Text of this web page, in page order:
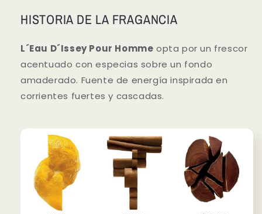
HISTORIA DE LA FRAGANCIA
L´Eau D´Issey Pour Homme opta por un frescor
acentuado con especias sobre un fondo
amaderado. Fuente de energía inspirada en
corrientes fuertes y cascadas.